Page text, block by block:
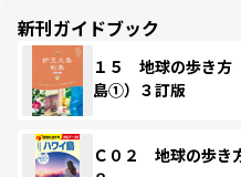
新刊ガイドブック
１５ 地球の歩き
島①）３訂版
Ｃ０２ 地球の歩き